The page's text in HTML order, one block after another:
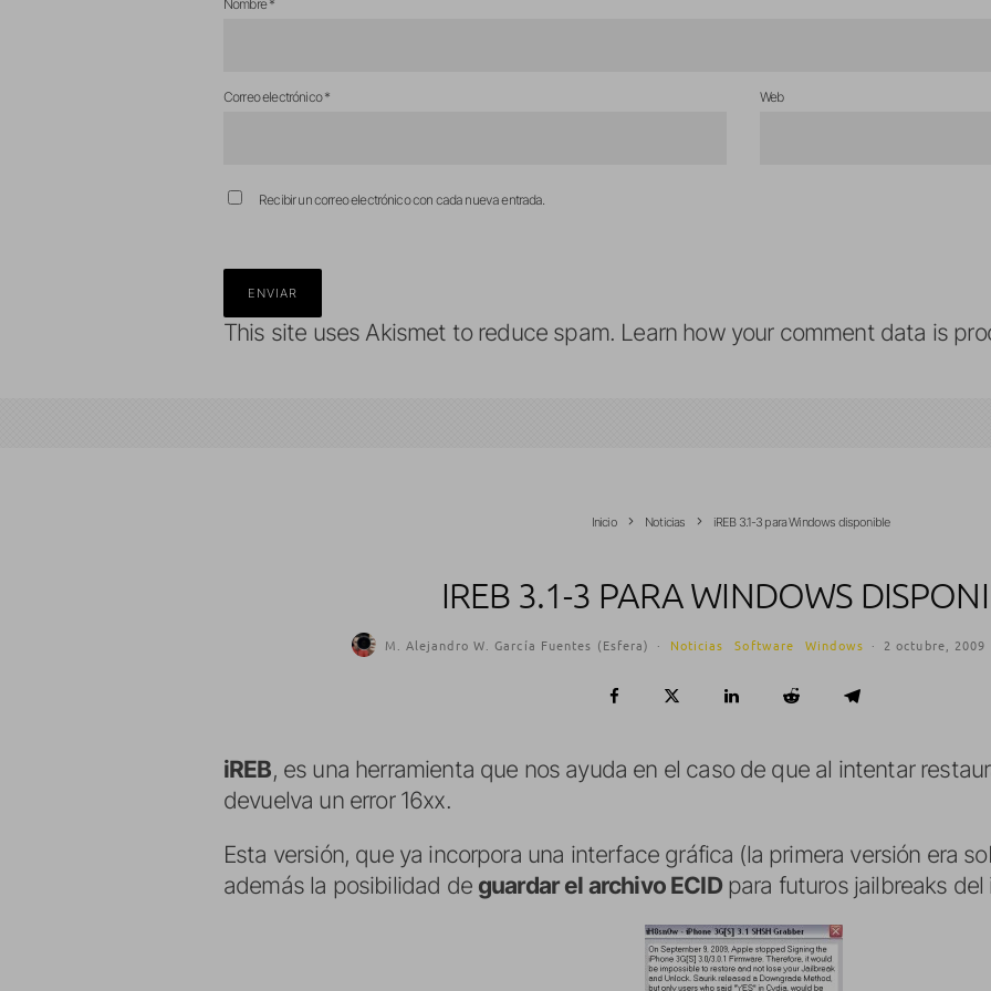
Nombre*
Correo electrónico* Web
Recibir un correo electrónico con cada nueva entrada.
This site uses Akismet to reduce spam. Learn how your comment data is
Inicio Noticias iREB 3.1-3 para Windows disponible
IREB 3.1-3 PARA WINDOWS
M. Alejandro W. García Fuentes (Esfera) · Noticias Software Windows · 2 octubre, 2009
iREB, es una herramienta que nos ayuda en el caso de que al intentar
devuelva un error 16xx.
Esta versión, que ya incorpora una interface gráfica (la primera versión era
además la posibilidad de guardar el archivo ECIDpara futuros jailbreaks del